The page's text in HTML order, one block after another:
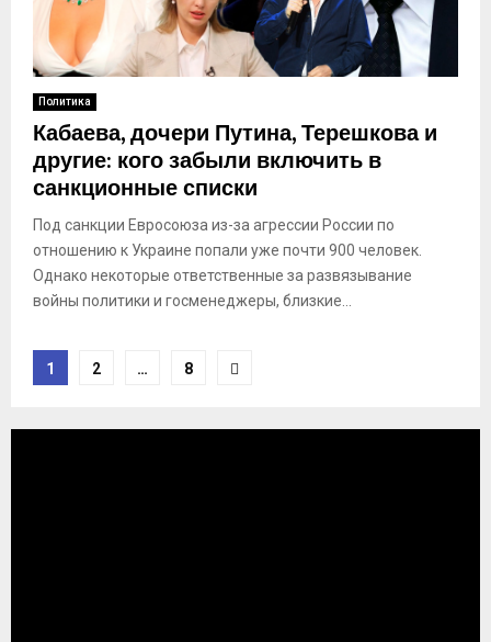
Политика
Кабаева, дочери Путина, Терешкова и
другие: кого забыли включить в
санкционные списки
Под санкции Евросоюза из-за агрессии России по
отношению к Украине попали уже почти 900 человек.
Однако некоторые ответственные за развязывание
войны политики и госменеджеры, близкие...
Пагинация
1 2 … 8